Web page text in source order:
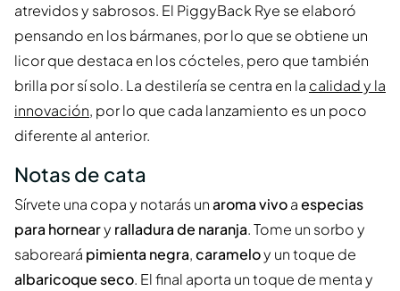
atrevidos y sabrosos. El PiggyBack Rye se elaboró
pensando en los bármanes, por lo que se obtiene un
licor que destaca en los cócteles, pero que también
brilla por sí solo. La destilería se centra en la calidad y la
innovación, por lo que cada lanzamiento es un poco
diferente al anterior.
Notas de cata
Sírvete una copa y notarás unaroma vivoaespecias
para horneary ralladura de naranja. Tome un sorbo y
saboreará pimienta negra,carameloy un toque de
albaricoque seco. El final aporta un toque de menta y